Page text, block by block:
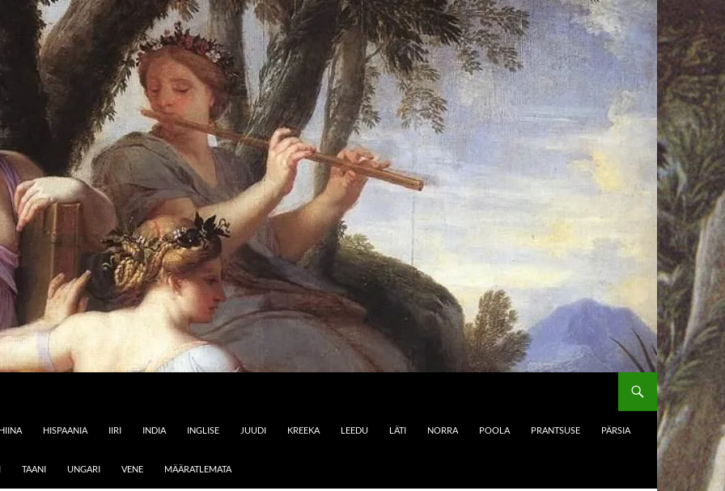
HIINA HISPAANIA IIRI INDIA INGLISE JUUDI KREEKA LEEDU LÄTI NORRA POOLA PRANTSUSE PÄRSIA
TAANI UNGARI VENE MÄÄRATLEMATA